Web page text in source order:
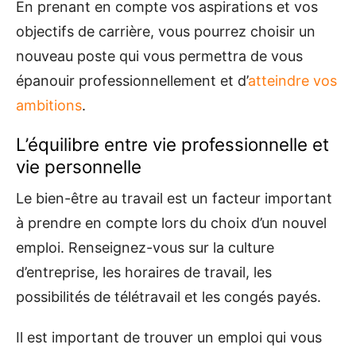
En prenant en compte vos aspirations et vos
objectifs de carrière, vous pourrez choisir un
nouveau poste qui vous permettra de vous
épanouir professionnellement et d’atteindre vos
ambitions.
L’équilibre entre vie professionnelle et
vie personnelle
Le bien-être au travail est un facteur important
à prendre en compte lors du choix d’un nouvel
emploi. Renseignez-vous sur la culture
d’entreprise, les horaires de travail, les
possibilités de télétravail et les congés payés.
Il est important de trouver un emploi qui vous